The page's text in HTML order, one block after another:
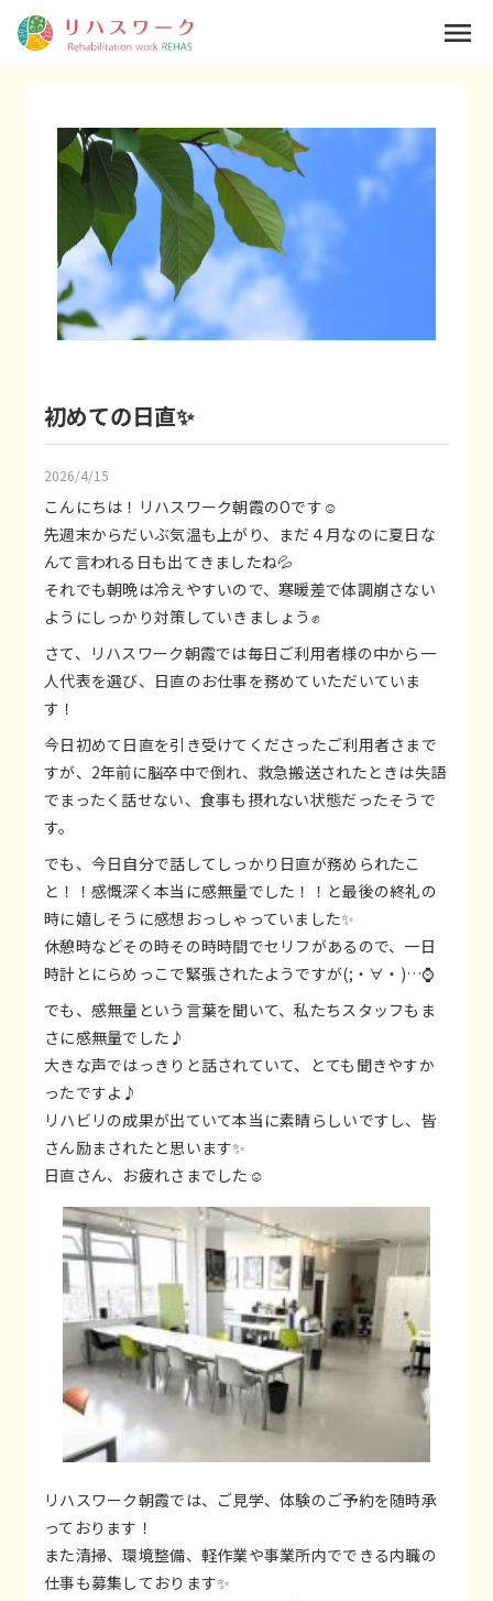
初めての日直✨
2026/4/15
こんにちは！リハスワーク朝霞のOです☺
先週末からだいぶ気温も上がり、まだ４月なのに夏日な
んて言われる日も出てきましたね💦
それでも朝晩は冷えやすいので、寒暖差で体調崩さない
ようにしっかり対策していきましょう✊
さて、リハスワーク朝霞では毎日ご利用者様の中から一
人代表を選び、日直のお仕事を務めていただいていま
す！
今日初めて日直を引き受けてくださったご利用者さまで
すが、2年前に脳卒中で倒れ、救急搬送されたときは失語
でまったく話せない、食事も摂れない状態だったそうで
す。
でも、今日自分で話してしっかり日直が務められたこ
と！！感慨深く本当に感無量でした！！と最後の終礼の
時に嬉しそうに感想おっしゃっていました✨
休憩時などその時その時時間でセリフがあるので、一日
時計とにらめっこで緊張されたようですが(;・∀・)…⌚
でも、感無量という言葉を聞いて、私たちスタッフもま
さに感無量でした♪
大きな声ではっきりと話されていて、とても聞きやすか
ったですよ♪
リハビリの成果が出ていて本当に素晴らしいですし、皆
さん励まされたと思います✨
日直さん、お疲れさまでした☺
リハスワーク朝霞では、ご見学、体験のご予約を随時承
っております！
また清掃、環境整備、軽作業や事業所内でできる内職の
仕事も募集しております✨
menu